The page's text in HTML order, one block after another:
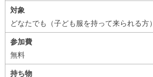
対象
どなたでも（子ども服を持って来られる方）
参加費
無料
持ち物